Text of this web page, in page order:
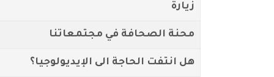
زيارة
محنة الصحافة في مجتمعاتنا
هل انتفت الحاجة الى الإيديولوجيا؟